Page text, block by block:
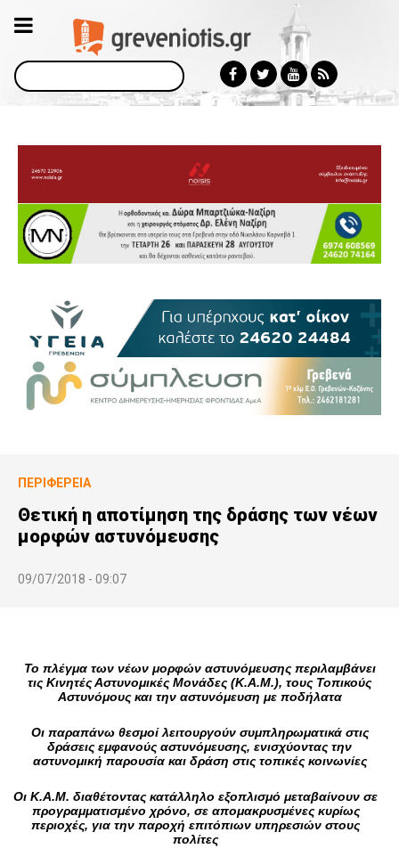
Αναζήτηση
ΠΕΡΙΦΈΡΕΙΑ
Θετική η αποτίμηση της δράσης των νέων
μορφών αστυνόμευσης
09/07/2018 - 09:07
Το πλέγμα των νέων μορφών αστυνόμευσης περιλαμβάνει
τις Κινητές Αστυνομικές Μονάδες (Κ.Α.Μ.), τους Τοπικούς
Αστυνόμους και την αστυνόμευση με ποδήλατα
Οι παραπάνω θεσμοίλειτουργούν συμπληρωματικά στις
δράσεις εμφανούς αστυνόμευσης, ενισχύοντας την
αστυνομική παρουσία και δράση στις τοπικές κοινωνίες
Οι Κ.Α.Μ. διαθέτοντας κατάλληλο εξοπλισμό μεταβαίνουν σε
προγραμματισμένο χρόνο, σε απομακρυσμένες κυρίως
περιοχές, για την παροχή επιτόπιων υπηρεσιών στους
πολίτες